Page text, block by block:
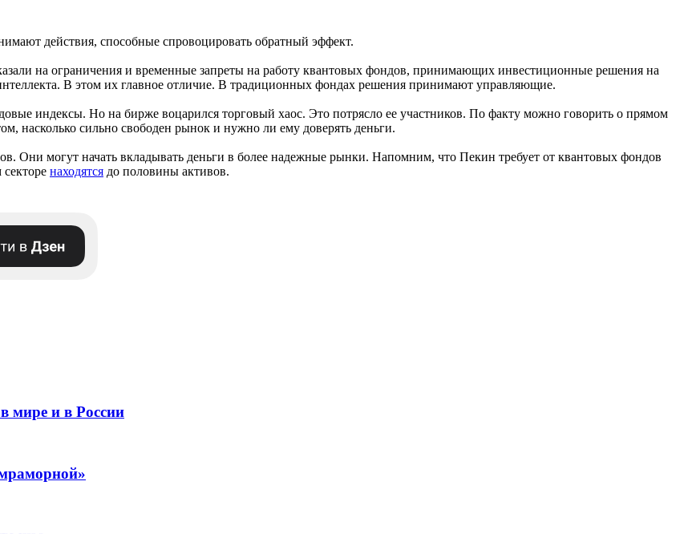
действия, способные спровоцировать обратный эффект.
на ограничения и временные запреты на работу квантовых фондов, принимающих инвестиционные решения на
В этом их главное отличие. В традиционных фондах решения принимают управляющие.
индексы. Но на бирже воцарился торговый хаос. Это потрясло ее участников. По факту можно говорить о прямом
насколько сильно свободен рынок и нужно ли ему доверять деньги.
Они могут начать вкладывать деньги в более надежные рынки. Напомним, что Пекин требует от квантовых фондов
находятся до половины активов.
мире и в России